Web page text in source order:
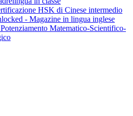
HSK di Cinese intermedio
- Magazine in lingua inglese
Matematico-Scientifico-